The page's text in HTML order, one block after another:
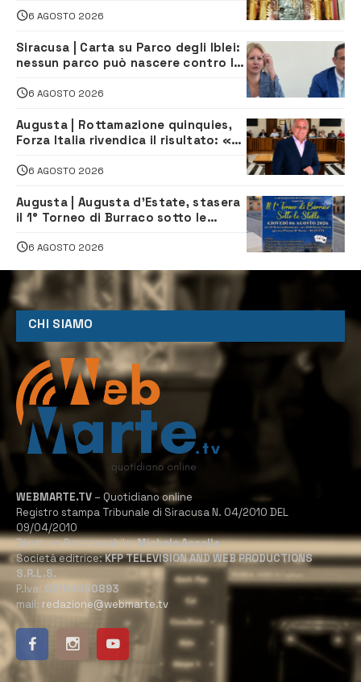
6 AGOSTO 2026
Siracusa | Carta su Parco degli Iblei:
nessun parco può nascere contro le
6 AGOSTO 2026
Augusta | Rottamazione quinquies,
Forza Italia rivendica il risultato: «La
6 AGOSTO 2026
Augusta | Augusta d’Estate, stasera
il 1° Torneo di Burraco sotto le
6 AGOSTO 2026
CHI SIAMO
WEBMARTE.TV – Quotidiano online
Registro stampa Tribunale di Siracusa N. 04/2010 DEL
09/04/2010
Direttore Responsabile:Michele Accolla
Società editrice:KFP TELEVISION AND WEB PRODUCTIONS
S.R.L.S.
P.Iva: 02184950893
mail: redazione@webmarte.tv